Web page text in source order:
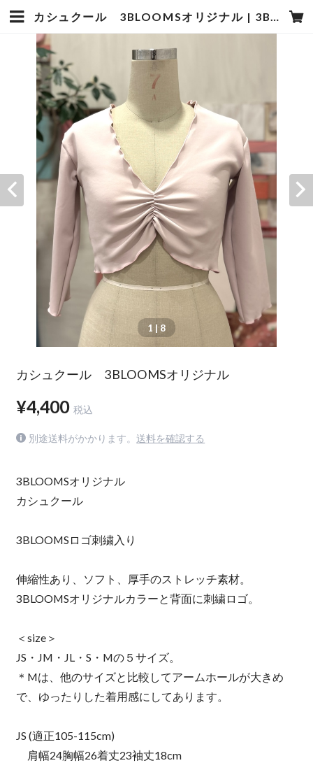
カシュクール 3BLOOMSオリジナル | 3BLOOMS
1 | 8
カシュクール 3BLOOMSオリジナル
¥4,400 税込
別途送料がかかります。 送料を確認する
3BLOOMSオリジナル
カシュクール
3BLOOMSロゴ刺繍入り
伸縮性あり、ソフト、厚手のストレッチ素材。
3BLOOMSオリジナルカラーと背面に刺繍ロゴ。
＜size＞
JS・JM・JL・S・Mの５サイズ。
＊Mは、他のサイズと比較してアームホールが大きめ
で、ゆったりした着用感にしてあります。
JS (適正105-115cm)
肩幅24胸幅26着丈23袖丈18cm